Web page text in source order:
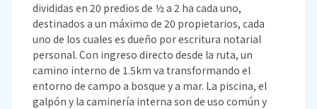
divididas en 20 predios de ½ a 2 ha cada uno,
destinados a un máximo de 20 propietarios, cada
uno de los cuales es dueño por escritura notarial
personal. Con ingreso directo desde la ruta, un
camino interno de 1.5km va transformando el
entorno de campo a bosque y a mar. La piscina, el
galpón y la caminería interna son de uso común y